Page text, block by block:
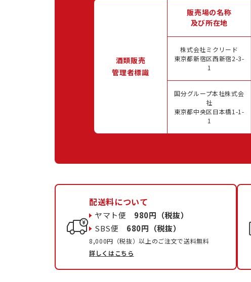
酒類販売
管理者標識
販売場の名称
及び所在地
株式会社ミクリード
東京都新宿区西新宿2-3-
1
国分グループ本社株式会
社
東京都中央区日本橋1-1-
1
配送料について
ヤマト便 980円（税抜）
SBS便 680円（税抜）
8,000円（税抜）以上のご注文で送料無料
詳しくはこちら